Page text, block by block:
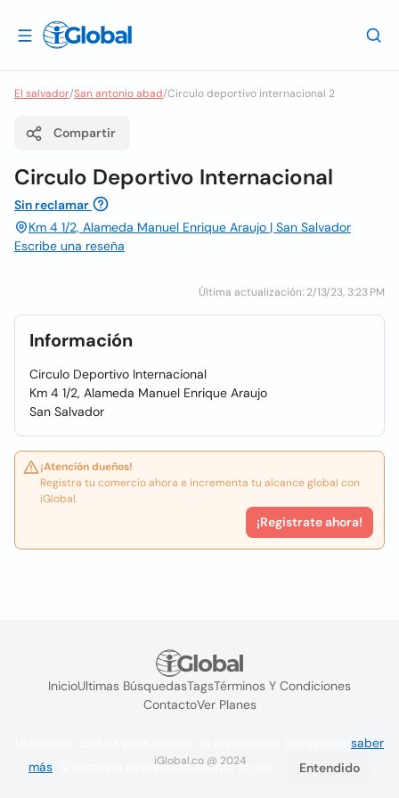
El salvador/San antonio abad/Circulo deportivo internacional 2
Compartir
Circulo Deportivo Internacional
Sin reclamar
Km 4 1/2, Alameda Manuel Enrique Araujo | San Salvador
Escribe una reseña
Última actualización: 2/13/23, 3:23 PM
Información
Circulo Deportivo Internacional
Km 4 1/2, Alameda Manuel Enrique Araujo
San Salvador
¡Atención dueños!
Registra tu comercio ahora e incrementa tu alcance global con
iGlobal.
¡Registrate ahora!
InicioUltimas BúsquedasTagsTérminos Y Condiciones
ContactoVer Planes
iGlobal.co @ 2024
saber
más . Si continúa navegando acepta su uso. Entendido